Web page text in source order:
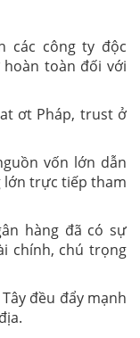
các công ty độc
hoàn toàn đối với
ơt Pháp, trust ở
vốn lớn dẫn
lớn trực tiếp tham
hàng đã có sự
chính, chú trọng
đều đẩy mạnh